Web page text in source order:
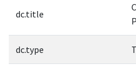
dc.title
dc.type